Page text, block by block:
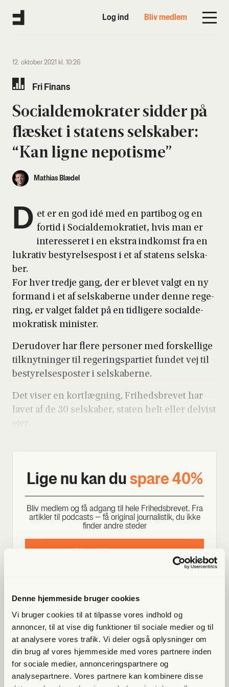
Denne hjemmeside bruger cookies
Vi bruger cookies til at tilpasse vores indhold og
annoncer, til at vise dig funktioner til sociale medier og til
at analysere vores trafik. Vi deler også oplysninger om
din brug af vores hjemmeside med vores partnere inden
for sociale medier, annonceringspartnere og
analysepartnere. Vores partnere kan kombinere disse
Log ind Bliv medlem
12. oktober 2021 kl. 10:26
Fri Finans
Soci­al­de­mo­kra­ter sid­der på
flæ­sket i sta­tens sel­ska­ber:
“Kan lig­ne nepo­tis­me”
Mathias Blædel
D et er en god idé med en par­ti­bog og en
for­tid i Soci­al­de­mo­kra­ti­et, hvis man er
inter­es­se­ret i en ekstra ind­komst fra en
lukra­tiv besty­rel­ses­post i et af sta­tens sel­ska­
ber.
For hver tred­je gang, der er ble­vet valgt en ny
for­mand i et af sel­ska­ber­ne under den­ne rege­
ring, er val­get fal­det på en tid­li­ge­re soci­al­de­
mo­kra­tisk mini­ster.
Der­u­d­over har fle­re per­so­ner med for­skel­li­ge
til­knyt­nin­ger til rege­rings­par­ti­et fun­det vej til
besty­rel­ses­po­ster i sel­ska­ber­ne.
Det viser en kort­læg­ning, Fri­heds­bre­vet har
lavet af de 30 sel­ska­ber, sta­ten helt eller del­vist
Lige nu kan du spa­re 40%
Bliv med­lem og få adgang til hele Fri­heds­bre­vet. Fra
artik­ler til podcasts – få ori­gi­nal jour­na­li­stik, du ikke
fin­der andre ste­der